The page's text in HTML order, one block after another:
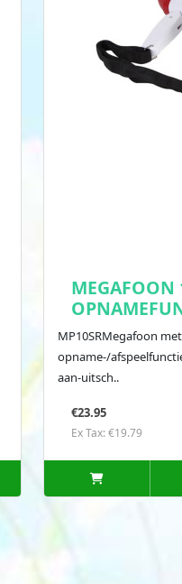
MEGAFOON
MP10SRMegafoon
opname-/
aan-uitsch..
€23.95
Ex Tax: €19.79